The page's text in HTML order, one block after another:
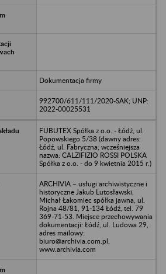
Dokumentacja firmy
992700/611/111/2020-SAK; UNP:
2022-00025531
FUBUTEX Spółka z o.o. - Łódź, ul.
Popowskiego 5/38 (dawny adres:
Łódź, ul. Fabryczna; wcześniejsza
nazwa: CALZIFIZIO ROSSI POLSKA
Spółka z o.o. - do 9 kwietnia 2015 r.)
ARCHIVIA – usługi archiwistyczne i
historyczne Jakub Lutosławski,
Michał Łakomiec spółka jawna, ul.
Rojna 48/81, 91-134 Łódź, tel. 79
369-71-53. Miejsce przechowywania
dokumentacji: Łódź, ul. Ludowa 29,
adres mailowy:
biuro@archivia.com.pl,
www.archivia.com